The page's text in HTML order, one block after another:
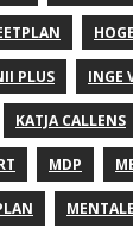
PLUS INGE
KATJA CALLENS
MDP